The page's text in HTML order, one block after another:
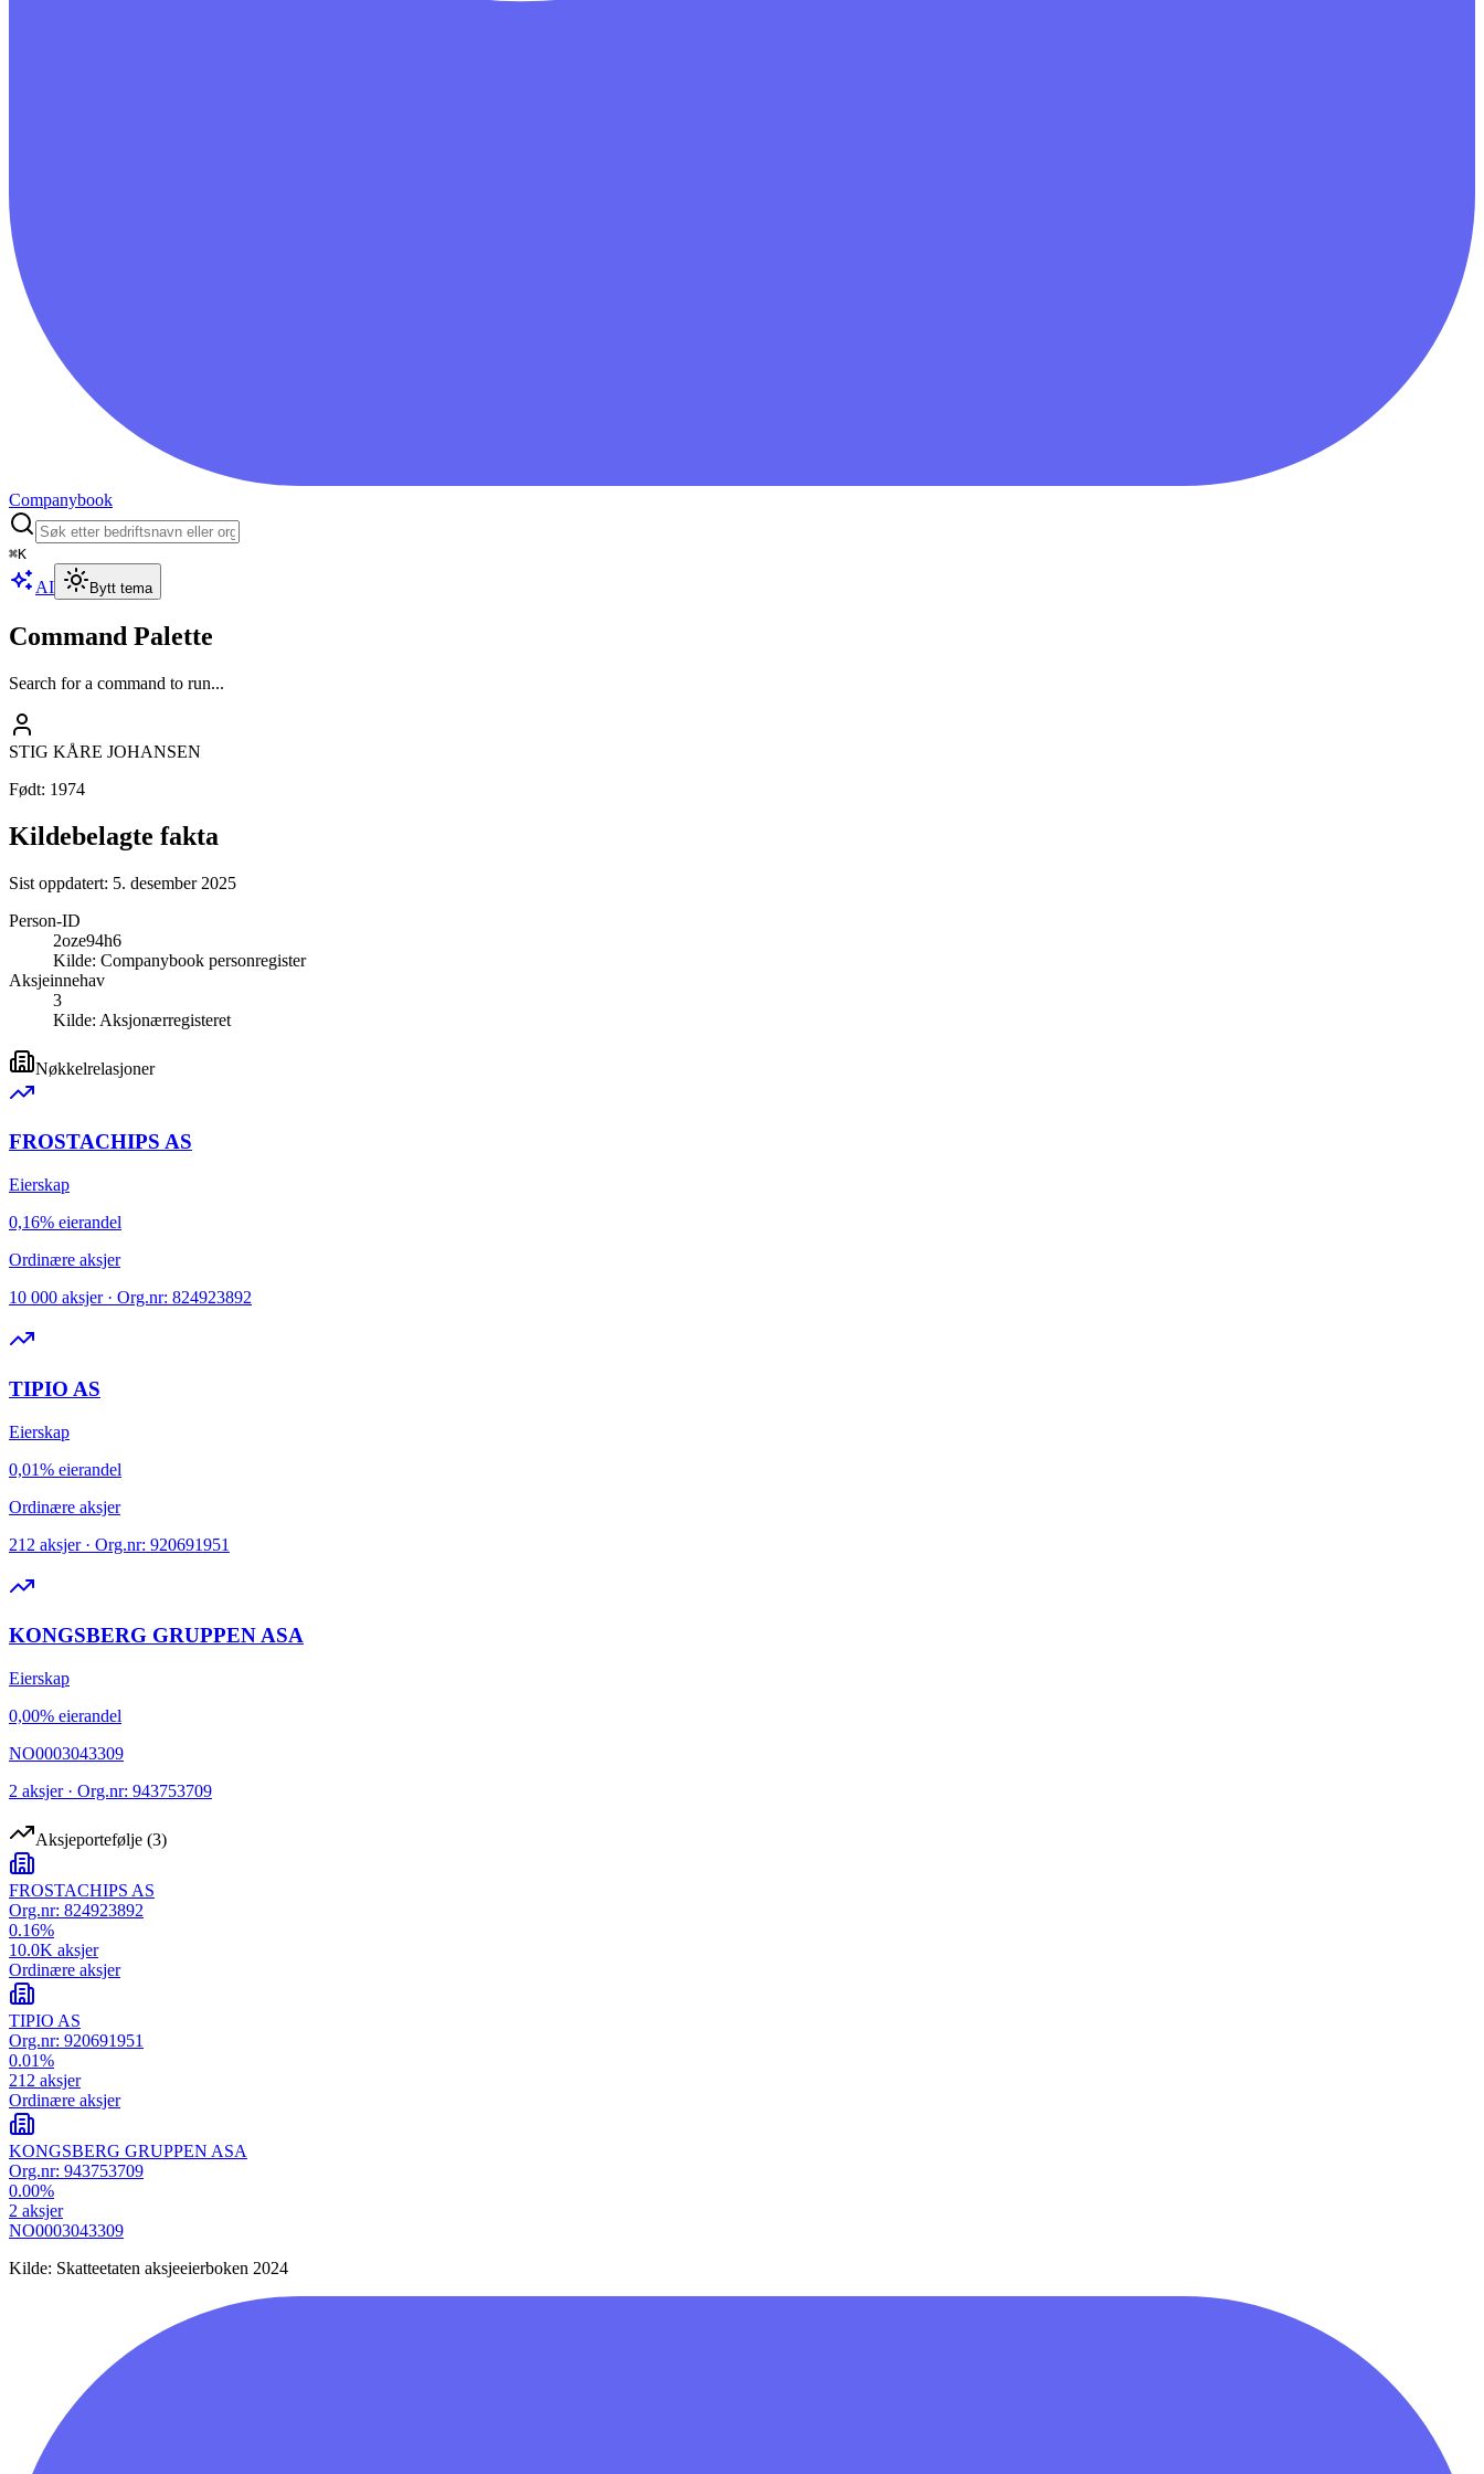
Companybook
⌘K
AI Bytt tema
Command Palette
Search for a command to run...
STIG KÅRE JOHANSEN
Født: 1974
Kildebelagte fakta
Sist oppdatert: 5. desember 2025
Person-ID
2oze94h6
Kilde: Companybook personregister
Aksjeinnehav
3
Kilde: Aksjonærregisteret
Nøkkelrelasjoner
FROSTACHIPS AS
Eierskap
0,16% eierandel
Ordinære aksjer
10 000 aksjer · Org.nr: 824923892
TIPIO AS
Eierskap
0,01% eierandel
Ordinære aksjer
212 aksjer · Org.nr: 920691951
KONGSBERG GRUPPEN ASA
Eierskap
0,00% eierandel
NO0003043309
2 aksjer · Org.nr: 943753709
Aksjeportefølje (3)
FROSTACHIPS AS
Org.nr: 824923892
0.16%
10.0K aksjer
Ordinære aksjer
TIPIO AS
Org.nr: 920691951
0.01%
212 aksjer
Ordinære aksjer
KONGSBERG GRUPPEN ASA
Org.nr: 943753709
0.00%
2 aksjer
NO0003043309
Kilde: Skatteetaten aksjeeierboken 2024